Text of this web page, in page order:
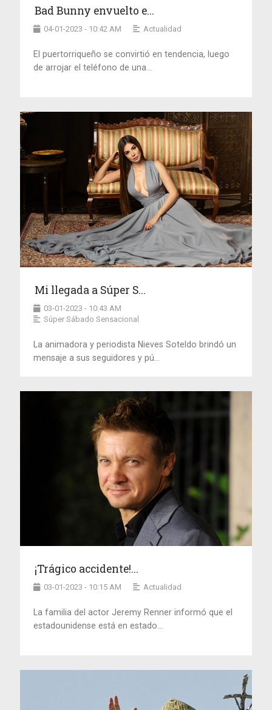
Bad Bunny envuelto e...
04-01-2023 - 10:42 AM Actualidad
El puertorriqueño se convirtió en tendencia, luego
de arrojar el teléfono de una...
Mi llegada a Súper S...
03-01-2023 - 10:43 AM
Súper Sábado Sensacional
La animadora y periodista Nieves Soteldo brindó un
mensaje a sus seguidores y pú...
¡Trágico accidente!...
03-01-2023 - 10:15 AM Actualidad
La familia del actor Jeremy Renner informó que el
estadounidense está en estado...